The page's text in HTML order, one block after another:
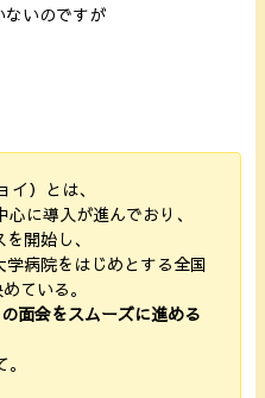
いのですが
）とは、
に導入が進んでおり、
開始し、
病院をはじめとする全国
ている。
面会をスムーズに進める